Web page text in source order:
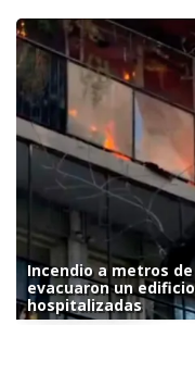
Incendio a metros
evacuaron un
hospitalizadas